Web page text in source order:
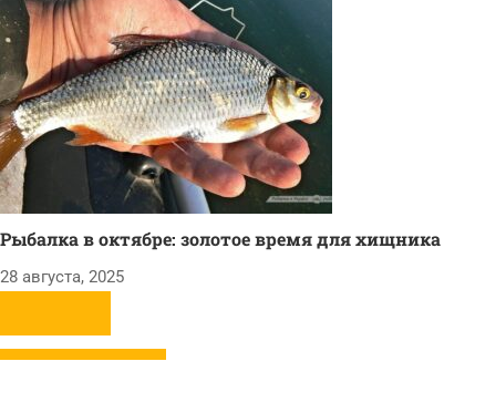
Рыбалка в октябре: золотое время для хищника
28 августа, 2025